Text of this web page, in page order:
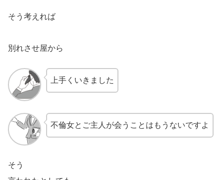
そう考えれば
別れさせ屋から
上手くいきました
不倫女とご主人が会うことはもうないですよ
そう